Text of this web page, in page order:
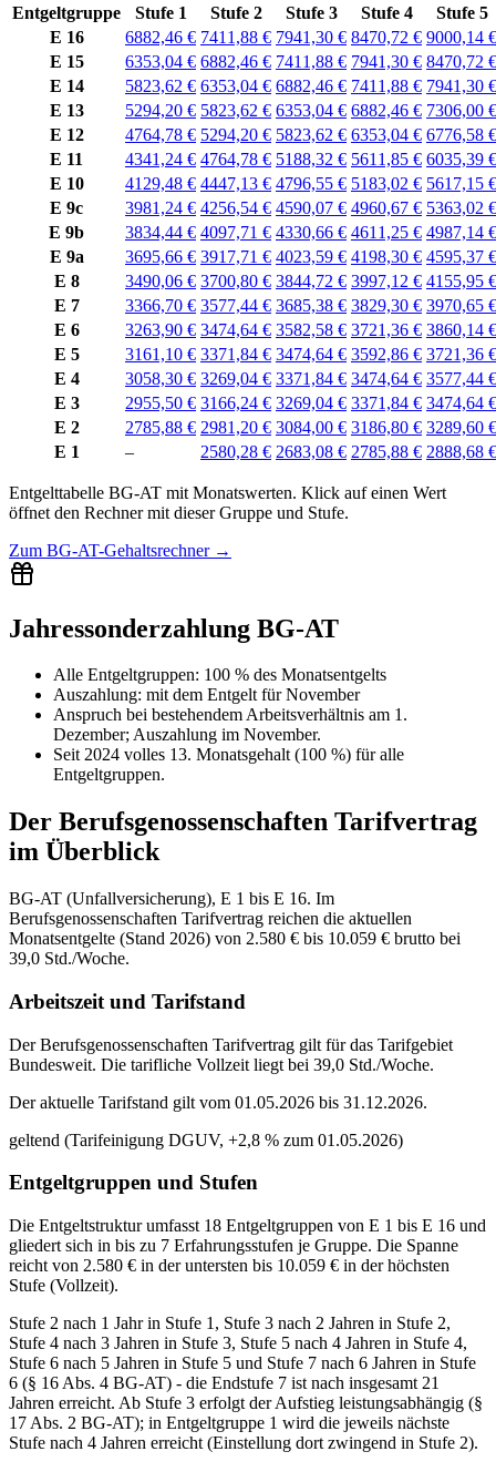
Entgeltgruppe Stufe 1 Stufe 2 Stufe 3 Stufe 4
Stufe 5
E 16
6882,46 € 7411,88 € 7941,30 € 8470,72 € 9000,14 €
E 15
6353,04 € 6882,46 € 7411,88 € 7941,30 € 8470,72 €
E 14
5823,62 € 6353,04 € 6882,46 € 7411,88 € 7941,30 €
E 13
5294,20 € 5823,62 € 6353,04 € 6882,46 € 7306,00 €
E 12
4764,78 € 5294,20 € 5823,62 € 6353,04 € 6776,58 €
E 11
4341,24 € 4764,78 € 5188,32 € 5611,85 € 6035,39 €
E 10
4129,48 € 4447,13 € 4796,55 € 5183,02 € 5617,15 €
E 9c
3981,24 € 4256,54 € 4590,07 € 4960,67 € 5363,02 €
E 9b
3834,44 € 4097,71 € 4330,66 € 4611,25 € 4987,14 €
E 9a
3695,66 € 3917,71 € 4023,59 € 4198,30 € 4595,37 €
E 8
3490,06 € 3700,80 € 3844,72 € 3997,12 € 4155,95 €
E 7
3366,70 € 3577,44 € 3685,38 € 3829,30 € 3970,65 €
E 6
3263,90 € 3474,64 € 3582,58 € 3721,36 € 3860,14 €
E 5
3161,10 € 3371,84 € 3474,64 € 3592,86 € 3721,36 €
E 4
3058,30 € 3269,04 € 3371,84 € 3474,64 € 3577,44 €
E 3
2955,50 € 3166,24 € 3269,04 € 3371,84 € 3474,64 €
E 2
2785,88 € 2981,20 € 3084,00 € 3186,80 € 3289,60 €
E 1
– 2580,28 € 2683,08 € 2785,88 € 2888,68 €
Entgelttabelle BG-AT mit Monatswerten. Klick auf einen Wert
öffnet den Rechner mit dieser Gruppe und Stufe.
Zum BG-AT-Gehaltsrechner→
Jahressonderzahlung BG-AT
Alle Entgeltgruppen: 100 % des Monatsentgelts
Auszahlung: mit dem Entgelt fürNovember
Anspruch bei bestehendem Arbeitsverhältnis am 1.
Dezember; Auszahlung im November.
Seit 2024 volles 13. Monatsgehalt (100 %) für alle
Entgeltgruppen.
Der Berufsgenossenschaften Tarifvertrag
im Überblick
BG-AT (Unfallversicherung), E 1 bis E 16. Im
Berufsgenossenschaften Tarifvertrag reichen die aktuellen
Monatsentgelte (Stand 2026) von 2.580 € bis 10.059 € brutto bei
39,0 Std./Woche.
Arbeitszeit und Tarifstand
Der Berufsgenossenschaften Tarifvertrag gilt für das Tarifgebiet
Bundesweit. Die tarifliche Vollzeit liegt bei 39,0 Std./Woche.
Der aktuelle Tarifstand gilt vom 01.05.2026 bis 31.12.2026.
geltend (Tarifeinigung DGUV, +2,8 % zum 01.05.2026)
Entgeltgruppen und Stufen
Die Entgeltstruktur umfasst 18 Entgeltgruppen von E 1 bis E 16 und
gliedert sich in bis zu 7 Erfahrungsstufen je Gruppe. Die Spanne
reicht von 2.580 € in der untersten bis 10.059 € in der höchsten
Stufe (Vollzeit).
Stufe 2 nach 1 Jahr in Stufe 1, Stufe 3 nach 2 Jahren in Stufe 2,
Stufe 4 nach 3 Jahren in Stufe 3, Stufe 5 nach 4 Jahren in Stufe 4,
Stufe 6 nach 5 Jahren in Stufe 5 und Stufe 7 nach 6 Jahren in Stufe
6 (§ 16 Abs. 4 BG-AT) - die Endstufe 7 ist nach insgesamt 21
Jahren erreicht. Ab Stufe 3 erfolgt der Aufstieg leistungsabhängig (§
17 Abs. 2 BG-AT); in Entgeltgruppe 1 wird die jeweils nächste
Stufe nach 4 Jahren erreicht (Einstellung dort zwingend in Stufe 2).